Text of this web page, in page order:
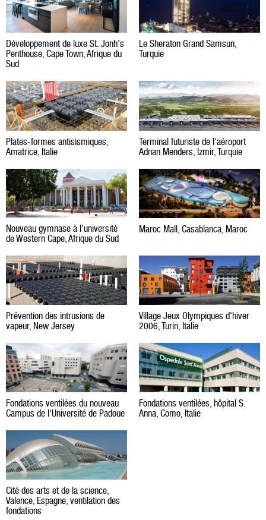
Développement de luxe St. Jonh's
Penthouse, Cape Town, Afrique du
Sud
Le Sheraton Grand Samsun,
Turquie
Plates-formes antisismiques,
Amatrice, Italie
Terminal futuriste de l'aéroport
Adnan Menders, Izmir, Turquie
Nouveau gymnase à l'université
de Western Cape, Afrique du Sud
Maroc Mall, Casablanca, Maroc
Prévention des intrusions de
vapeur, New Jersey
Village Jeux Olympiques d'hiver
2006, Turin, Italie
Fondations ventilées du nouveau
Campus de l'Université de Padoue
Fondations ventilées, hôpital S.
Anna, Como, Italie
Cité des arts et de la science,
Valence, Espagne, ventilation des
fondations